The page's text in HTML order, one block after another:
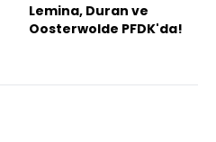
Lemina, Duran ve
Oosterwolde PFDK'da!